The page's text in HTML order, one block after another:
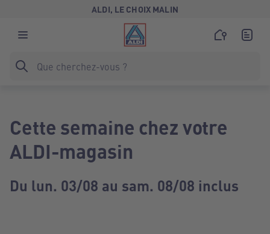
ALDI, LE CHOIX MALIN
Cette semaine chez votre
ALDI-magasin
Du lun. 03/08 au sam. 08/08 inclus